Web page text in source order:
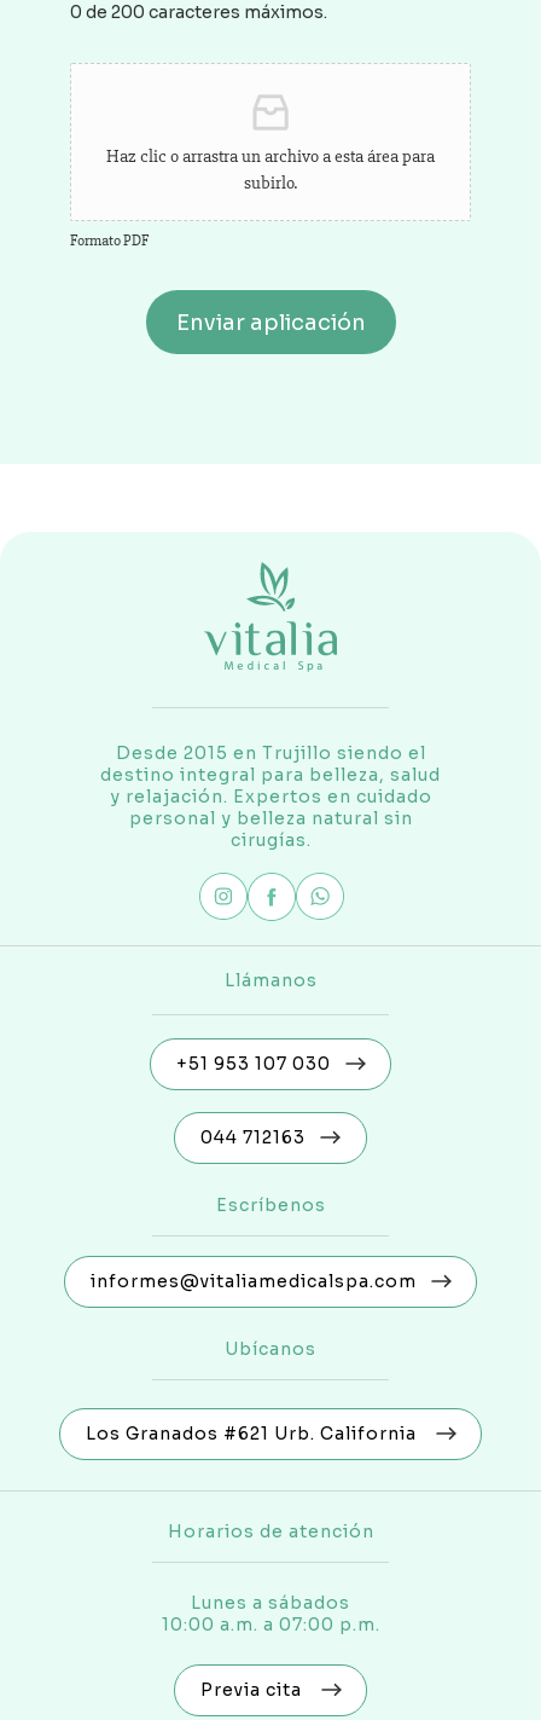
0 de 200 caracteres máximos.
Haz clic o arrastra un archivo a esta área para
subirlo.
Formato PDF
Enviar aplicación
Desde 2015 en Trujillo siendo el
destino integral para belleza, salud
y relajación. Expertos en cuidado
personal y belleza natural sin
cirugías.
Llámanos
+51 953 107 030
044 712163
Escríbenos
informes@vitaliamedicalspa.com
Ubícanos
Los Granados #621 Urb. California
Horarios de atención
Lunes a sábados
10:00 a.m. a 07:00 p.m.
Previa cita